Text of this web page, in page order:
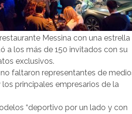
Messina con una estrella
a los más de 150 invitados con su
exclusivos.
faltaron representantes de
principales empresarios de la
“deportivo por un lado y con